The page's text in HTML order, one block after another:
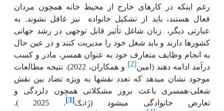
رغم این­که در کارهای خارج از محیط خانه همچون مردان
فعال هستند، باید از تشکیل خانواده
نیز غافل نشوند. به
عبارتی دیگر،
زنان شاغل تأثیر قابل توجهی در رشد جهانی
کشورها دارند و باید شغل خود را مدیریت کنند و در عین حال
به انجام وظایف متعارف خود به عنوان همسر، مادر و کسب
درآمد ادامه دهند ( امین[2] و همکاران، 2022
). نتیجه مطالعات
موجود نشان می­دهد که تعدد نقش­ها به ویژه تضاد بین نقش
شغلی-همسری باعث بروز مشکلاتی همچون دلزدگی و
تعارض خانوادگی می­شود (ژانگ[3]، 2025
).